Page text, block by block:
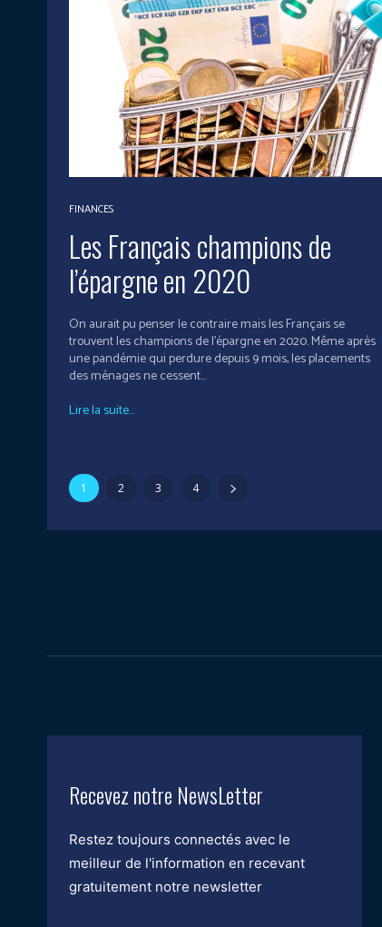
FINANCES
Les Français champions de
l’épargne en 2020
On aurait pu penser le contraire mais les Français se
trouvent les champions de l’épargne en 2020. Même après
une pandémie qui perdure depuis 9 mois, les placements
des ménages ne cessent...
Lire la suite...
1 2 3 4
Recevez notre NewsLetter
Restez toujours connectés avec le
meilleur de l'information en recevant
gratuitement notre newsletter